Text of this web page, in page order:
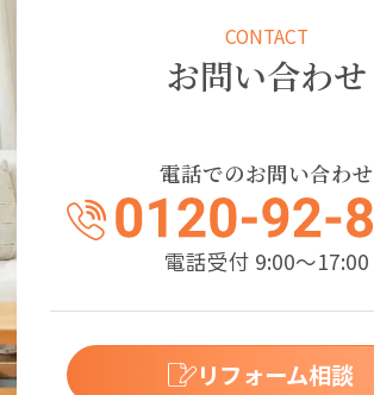
CONTACT
お問い合わせ
電話でのお問い合わせ
電話受付 9:00～17:00
リフォーム相談